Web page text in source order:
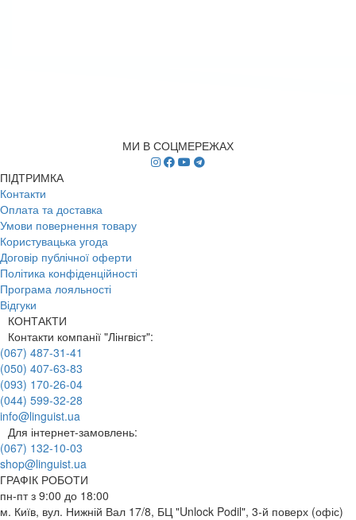
МИ В СОЦМЕРЕЖАХ
ПІДТРИМКА
Контакти
Оплата та доставка
Умови повернення товару
Користувацька угода
Договір публічної оферти
Політика конфіденційності
Програма лояльності
Відгуки
КОНТАКТИ
Контакти компанії "Лінгвіст":
(067) 487-31-41
(050) 407-63-83
(093) 170-26-04
(044) 599-32-28
info@linguist.ua
Для інтернет-замовлень:
(067) 132-10-03
shop@linguist.ua
ГРАФІК РОБОТИ
пн-пт з 9:00 до 18:00
м. Київ, вул. Нижній Вал 17/8, БЦ "Unlock Podil", 3-й поверх (офіс)